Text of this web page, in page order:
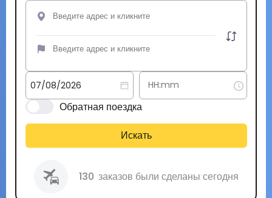
Обратная поездка
Искать
130 заказов были сделаны сегодня